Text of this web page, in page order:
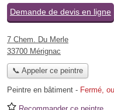
Demande de devis en ligne
7 Chem. Du Merle
33700 Mérignac
📞 Appeler ce peintre
Peintre en bâtiment - Fermé,